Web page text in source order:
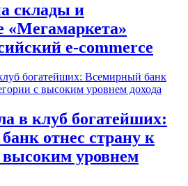
склады и
«Мегамаркета»
e-commerce
в клуб богатейших:
отнес страну к
высоким уровнем